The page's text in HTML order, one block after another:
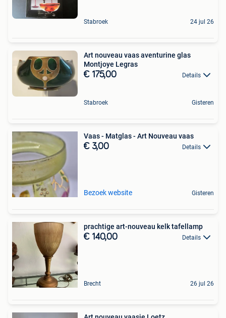
Stabroek 24 jul 26
Art nouveau vaas aventurine glas
Montjoye Legras
€ 175,00 Details
Stabroek Gisteren
Vaas - Matglas - Art Nouveau vaas
€ 3,00 Details
Bezoek website Gisteren
prachtige art-nouveau kelk tafellamp
€ 140,00 Details
Brecht 26 jul 26